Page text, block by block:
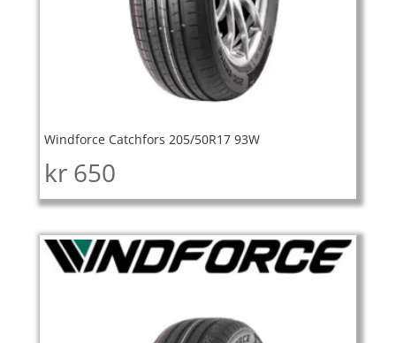
Windforce Catchfors 205/50R17 93W
kr 650